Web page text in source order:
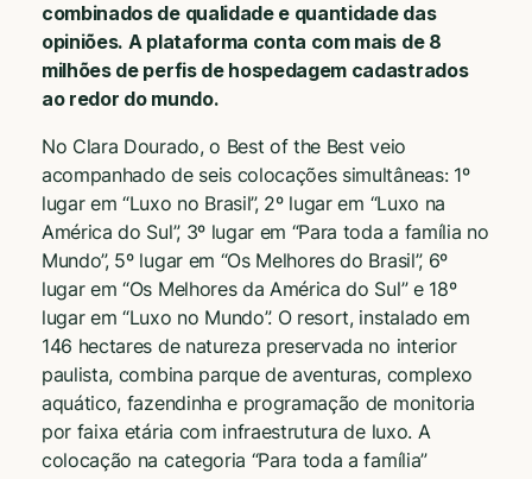
combinados de qualidade e quantidade das
opiniões. A plataforma conta com mais de 8
milhões de perfis de hospedagem cadastrados
ao redor do mundo.
No Clara Dourado, o Best of the Best veio
acompanhado de seis colocações simultâneas: 1º
lugar em “Luxo no Brasil”, 2º lugar em “Luxo na
América do Sul”, 3º lugar em “Para toda a família no
Mundo”, 5º lugar em “Os Melhores do Brasil”, 6º
lugar em “Os Melhores da América do Sul” e 18º
lugar em “Luxo no Mundo”. O resort, instalado em
146 hectares de natureza preservada no interior
paulista, combina parque de aventuras, complexo
aquático, fazendinha e programação de monitoria
por faixa etária com infraestrutura de luxo. A
colocação na categoria “Para toda a família”